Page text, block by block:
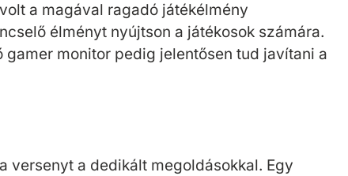
a magával ragadó játékélmény
élményt nyújtson a játékosok számára.
monitor pedig jelentősen tud javítani a
versenyt a dedikált megoldásokkal. Egy